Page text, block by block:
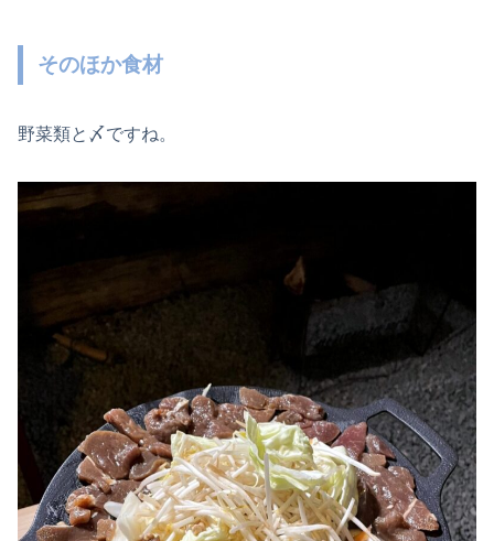
そのほか食材
野菜類と〆ですね。